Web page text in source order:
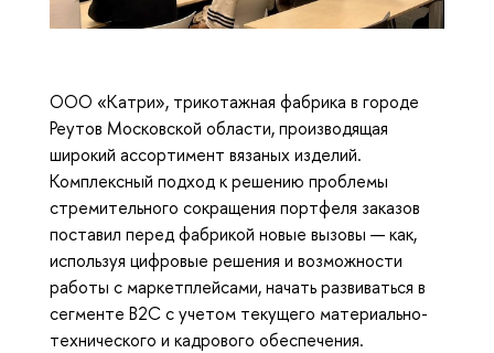
ООО «Катри», трикотажная фабрика в городе
Реутов Московской области, производящая
широкий ассортимент вязаных изделий.
Комплексный подход к решению проблемы
стремительного сокращения портфеля заказов
поставил перед фабрикой новые вызовы — как,
используя цифровые решения и возможности
работы с маркетплейсами, начать развиваться в
сегменте B2C с учетом текущего материально-
технического и кадрового обеспечения.